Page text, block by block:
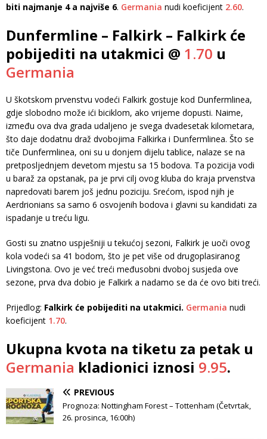
biti najmanje 4 a najviše 6. Germania nudi koeficijent 2.60.
Dunfermline – Falkirk – Falkirk će
pobijediti na utakmici @ 1.70 u
Germania
U škotskom prvenstvu vodeći Falkirk gostuje kod Dunfermlinea,
gdje slobodno može ići biciklom, ako vrijeme dopusti. Naime,
između ova dva grada udaljeno je svega dvadesetak kilometara,
što daje dodatnu draž dvobojima Falkirka i Dunfermlinea. Što se
tiče Dunfermlinea, oni su u donjem dijelu tablice, nalaze se na
pretposljednjem devetom mjestu sa 15 bodova. Ta pozicija vodi
u baraž za opstanak, pa je prvi cilj ovog kluba do kraja prvenstva
napredovati barem još jednu poziciju. Srećom, ispod njih je
Aerdrionians sa samo 6 osvojenih bodova i glavni su kandidati za
ispadanje u treću ligu.
Gosti su znatno uspješniji u tekućoj sezoni, Falkirk je uoči ovog
kola vodeći sa 41 bodom, što je pet više od drugoplasiranog
Livingstona. Ovo je već treći međusobni dvoboj susjeda ove
sezone, prva dva dobio je Falkirk a nadamo se da će ovo biti treći.
Prijedlog: Falkirk će pobijediti na utakmici. Germania nudi
koeficijent 1.70.
Ukupna kvota na tiketu za petak u
Germania kladionici iznosi 9.95.
PREVIOUS
Prognoza: Nottingham Forest – Tottenham (Četvrtak,
26. prosinca, 16:00h)